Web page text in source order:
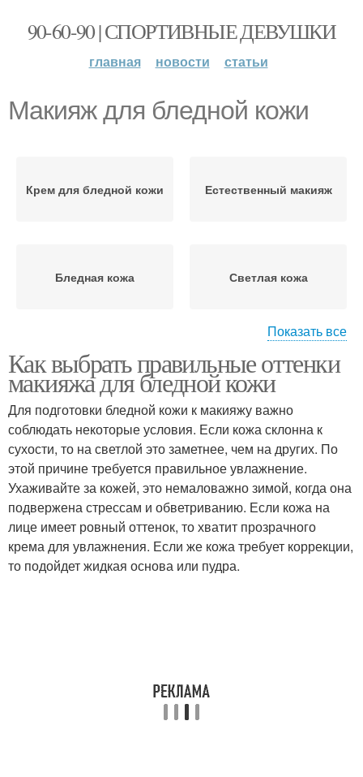
90-60-90 | СПОРТИВНЫЕ ДЕВУШКИ
главная новости статьи
Макияж для бледной кожи
Крем для бледной кожи Естественный макияж
Бледная кожа Светлая кожа
Помада для светлой
кожи
кожи
Помада для темной
кожи
Средства на бледную
кожу
Образа при бледной
коже
Показать все
Как выбрать правильные оттенки
макияжа для бледной кожи
Для подготовки бледной кожи к макияжу важно
соблюдать некоторые условия. Если кожа склонна к
сухости, то на светлой это заметнее, чем на других. По
этой причине требуется правильное увлажнение.
Ухаживайте за кожей, это немаловажно зимой, когда она
подвержена стрессам и обветриванию. Если кожа на
лице имеет ровный оттенок, то хватит прозрачного
крема для увлажнения. Если же кожа требует коррекции,
то подойдет жидкая основа или пудра.